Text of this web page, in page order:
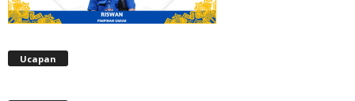
Ucapan